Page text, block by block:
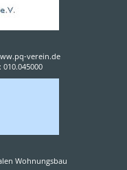
verein.de
Wohnungsbau